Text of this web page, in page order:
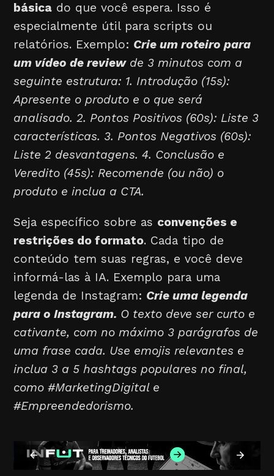
básica do que você espera. Isso é
especialmente útil para scripts ou
relatórios. Exemplo: Crie um roteiro para
um vídeo de reviewde 3 minutos com a
seguinte estrutura: 1. Introdução (15s):
Apresente o produto e o que será
analisado. 2. Pontos Positivos (60s): Liste 3
características. 3. Pontos Negativos (60s):
Liste 2 desvantagens. 4. Conclusão e
Veredito (45s): Recomende (ou não) o
produto e inclua a CTA.
Seja específico sobre as convenções e
restrições do formato. Cada tipo de
conteúdo tem suas regras, e você deve
informá-las à IA. Exemplo para uma
legenda de Instagram: Crie uma legenda
para o Instagram. O texto deve ser curto e
cativante, com no máximo 3 parágrafos de
uma frase cada. Use emojis relevantes e
inclua 3 a 5 hashtags populares no final,
como #MarketingDigital e
#Empreendedorismo.